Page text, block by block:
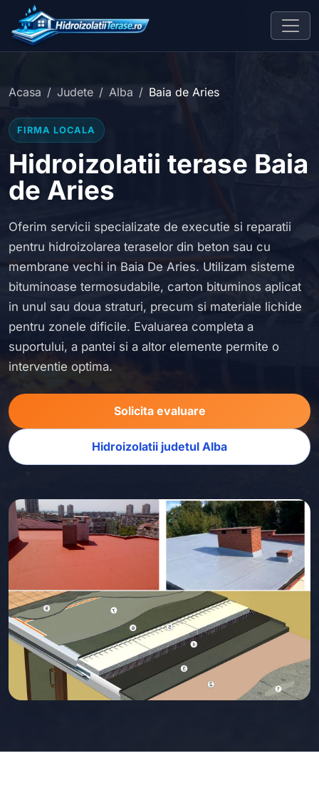
Acasa Judete Alba Baia de Aries
FIRMA LOCALA
Hidroizolatii terase Baia
de Aries
Oferim servicii specializate de executie si reparatii
pentru hidroizolarea teraselor din beton sau cu
membrane vechi in Baia De Aries. Utilizam sisteme
bituminoase termosudabile, carton bituminos aplicat
in unul sau doua straturi, precum si materiale lichide
pentru zonele dificile. Evaluarea completa a
suportului, a pantei si a altor elemente permite o
interventie optima.
Solicita evaluare
Hidroizolatii judetul Alba